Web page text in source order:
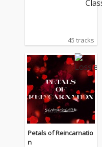
45 tracks
Petals of Reincarnatio
n